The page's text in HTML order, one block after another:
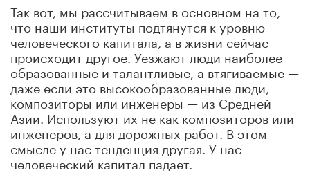
Так вот, мы рассчитываем в основном на то,
что наши институты подтянутся к уровню
человеческого капитала, а в жизни сейчас
происходит другое. Уезжают люди наиболее
образованные и талантливые, а втягиваемые —
даже если это высокообразованные люди,
композиторы или инженеры — из Средней
Азии. Используют их не как композиторов или
инженеров, а для дорожных работ. В этом
смысле у нас тенденция другая. У нас
человеческий капитал падает.